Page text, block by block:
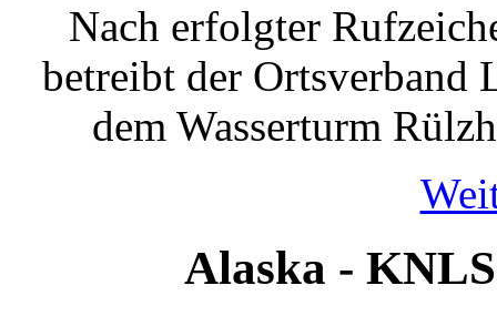
Nach erfolgter
betreibt der Ortsverband
dem Wasserturm
Alaska -